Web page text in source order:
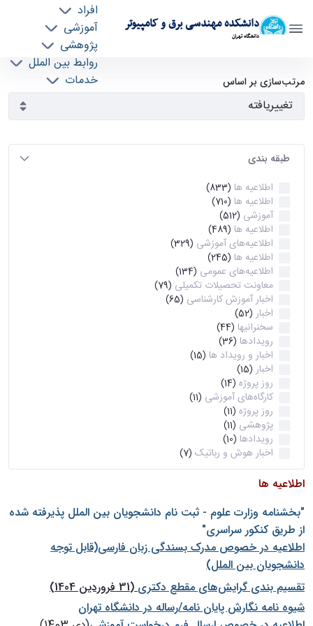
دانشکده مهندسی برق و کامپیوتر
دانشگاه تهران
افراد
آموزشی
پژوهشی
روابط بین الملل
خدمات
آرشیو اطلاعیه ها - ece- دانشکده مهندسی برق و
کامپیوتر
مرتب‌سازی بر اساس
طبقه بندی
اطلاعیه ها (833)
اطلاعیه ها (710)
آموزشی (512)
اطلاعیه ها (489)
اطلاعیه‌های‌ آموزشی (329)
اطلاعیه ها (245)
اطلاعیه‌های عمومی (134)
معاونت تحصیلات تکمیلی (79)
اخبار آموزش کارشناسی (65)
اخبار (52)
سخنرانیها (44)
رویدادها (36)
اخبار و رویداد ها (15)
اخبار (15)
روز پروژه (14)
کارگاه‌های آموزشی (11)
روز پروژه (11)
پژوهشی (11)
رویدادها (10)
اخبار هوش و رباتیک (7)
اطلاعیه ها
"بخشنامه وزارت علوم - ثبت نام دانشجويان بين الملل پذيرفته شده
از طريق كنكور سراسری"
اطلاعیه در خصوص مدرک بسندگی زبان فارسی(قابل توجه
دانشجویان بین الملل)
تقسیم بندی گرایش‌های مقطع دکتری(31 فروردین 1404)
شيوه نامه نگارش پايان نامه/رساله در دانشگاه تهران